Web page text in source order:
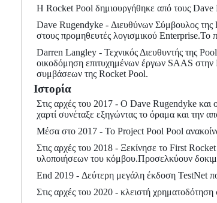
Η Rocket Pool δημιουργήθηκε από τους
Dave Rugendyke - Διευθύνων Σύμβουλος της
στους προμηθευτές λογισμικού
Darren Langley - Τεχνικός Διευθυντής της
οικοδόμηση επιτυχημένων έργων SAAS
συμβάσεων της Rocket Pool.
Ιστορία
Στις αρχές του 2017 - Ο Dave Rugendyke
χαρτί συνέταξε εξηγώντας το όραμα και την
Μέσα στο 2017 - Το Project Pool Pool
Στις αρχές του 2018 - Ξεκίνησε το First
υλοποιήσεων του κόμβου.Προσελκύουν
End 2019 - Δεύτερη μεγάλη έκδοση TestNet
Στις αρχές του 2020 - κλειστή